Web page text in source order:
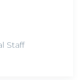
Staff